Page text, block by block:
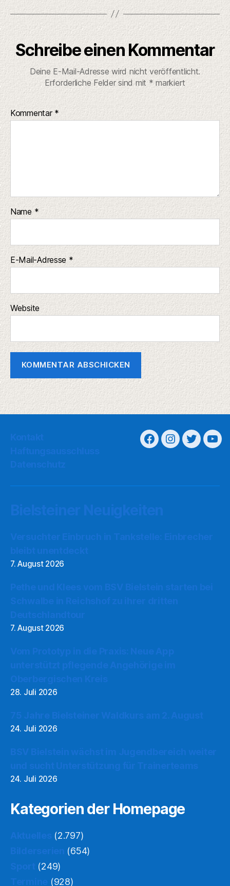
Schreibe einen Kommentar
Deine E-Mail-Adresse wird nicht veröffentlicht.
Erforderliche Felder sind mit* markiert
Kommentar *
Name *
E-Mail-Adresse *
Website
7. August 2026
7. August 2026
28. Juli 2026
24. Juli 2026
24. Juli 2026
Kategorien der Homepage
(2.797)
(654)
(249)
(928)